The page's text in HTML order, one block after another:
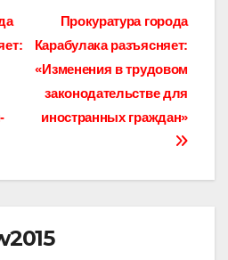
Прокуратура города
Карабулака разъясняет:
«Изменения в трудовом
законодательстве для
иностранных граждан»